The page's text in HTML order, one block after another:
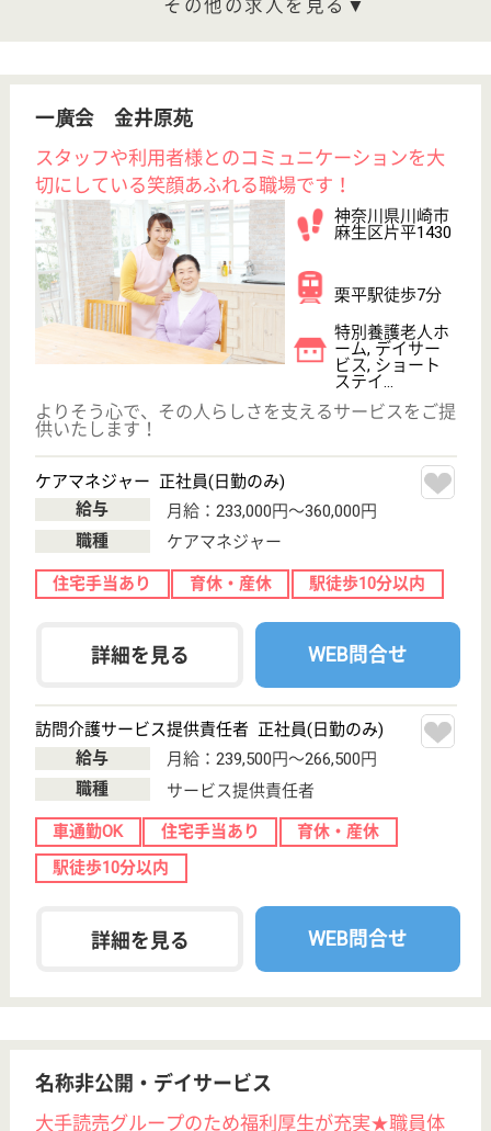
変更
;
事業所情報の一部は、厚生労働省の介護事業所・生活関連情報
介護の転職支援サービスお申込み
簡単30 秒 登録
保有資格を選択してくださ
い
保有資格 必須
初任者研修 実務者研修
介護福祉士 社会福祉士
その他・なし
次のステップへ
誕生年を
誕生年 必須
戻る
サービス紹介
クリックジョブ介護とは
お役立ち情報
転職ノウハウ
初めての介護転職